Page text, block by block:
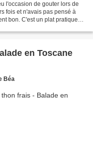
l'occasion de gouter lors de
fois et n'avais pas pensé à
bon. C'est un plat pratique
en Toscane
Béa